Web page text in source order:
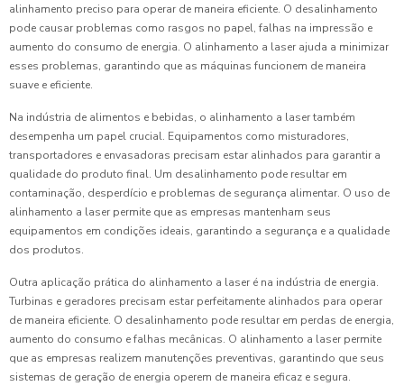
alinhamento preciso para operar de maneira eficiente. O desalinhamento
pode causar problemas como rasgos no papel, falhas na impressão e
aumento do consumo de energia. O alinhamento a laser ajuda a minimizar
esses problemas, garantindo que as máquinas funcionem de maneira
suave e eficiente.
Na indústria de alimentos e bebidas, o alinhamento a laser também
desempenha um papel crucial. Equipamentos como misturadores,
transportadores e envasadoras precisam estar alinhados para garantir a
qualidade do produto final. Um desalinhamento pode resultar em
contaminação, desperdício e problemas de segurança alimentar. O uso de
alinhamento a laser permite que as empresas mantenham seus
equipamentos em condições ideais, garantindo a segurança e a qualidade
dos produtos.
Outra aplicação prática do alinhamento a laser é na indústria de energia.
Turbinas e geradores precisam estar perfeitamente alinhados para operar
de maneira eficiente. O desalinhamento pode resultar em perdas de energia,
aumento do consumo e falhas mecânicas. O alinhamento a laser permite
que as empresas realizem manutenções preventivas, garantindo que seus
sistemas de geração de energia operem de maneira eficaz e segura.